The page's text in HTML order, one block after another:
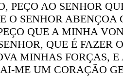
PEÇO AO SENHOR
O SENHOR ABENÇOA
QUE A MINHA
QUE É FAZER
MINHAS FORÇAS,
ME UM CORAÇÃO